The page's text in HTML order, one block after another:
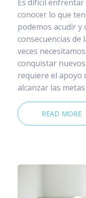
Es difícil enfrentar
conocer lo que
podemos acudir y
consecuencias de
veces
conquistar
requiere el apoyo
alcanzar las
READ MORE